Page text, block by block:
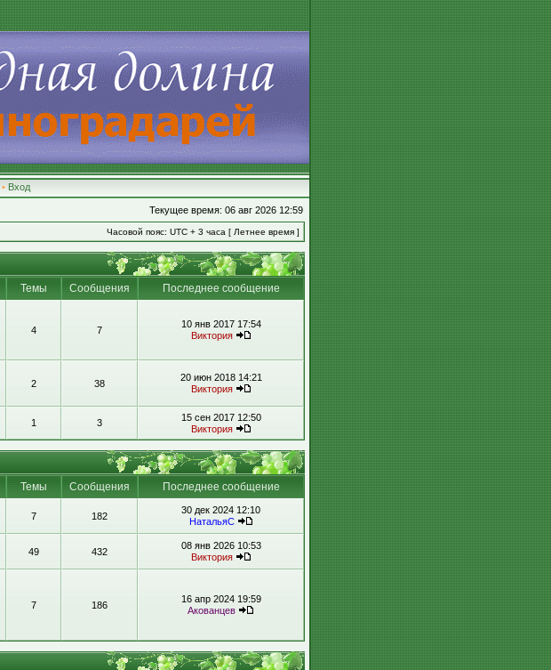
• Вход
Текущее время: 06 авг 2026 12:59
Часовой пояс: UTC + 3 часа [ Летнее время ]
Темы Сообщения
Последнее сообщение
4 7
10 янв 2017 17:54
Виктория
2 38
20 июн 2018 14:21
Виктория
1 3
15 сен 2017 12:50
Виктория
Темы Сообщения
Последнее сообщение
7 182
30 дек 2024 12:10
НатальяС
49 432
08 янв 2026 10:53
Виктория
7 186
16 апр 2024 19:59
Акованцев